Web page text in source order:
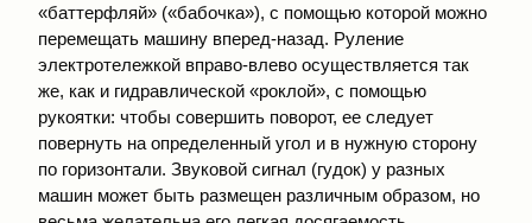
«баттерфляй» («бабочка»), с помощью которой можно
перемещать машину вперед-назад. Руление
электротележкой вправо-влево осуществляется так
же, как и гидравлической «роклой», с помощью
рукоятки: чтобы совершить поворот, ее следует
повернуть на определенный угол и в нужную сторону
по горизонтали. Звуковой сигнал (гудок) у разных
машин может быть размещен различным образом, но